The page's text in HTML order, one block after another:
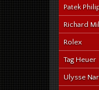
Patek
Richard
Rolex
Tag Heuer
Ulysse